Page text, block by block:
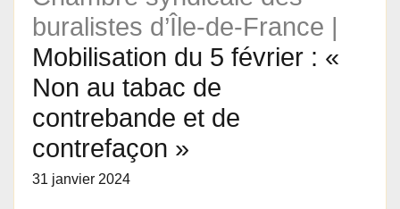
buralistes d’Île-de-France |
Mobilisation du 5 février : «
Non au tabac de
contrebande et de
contrefaçon »
31 janvier 2024